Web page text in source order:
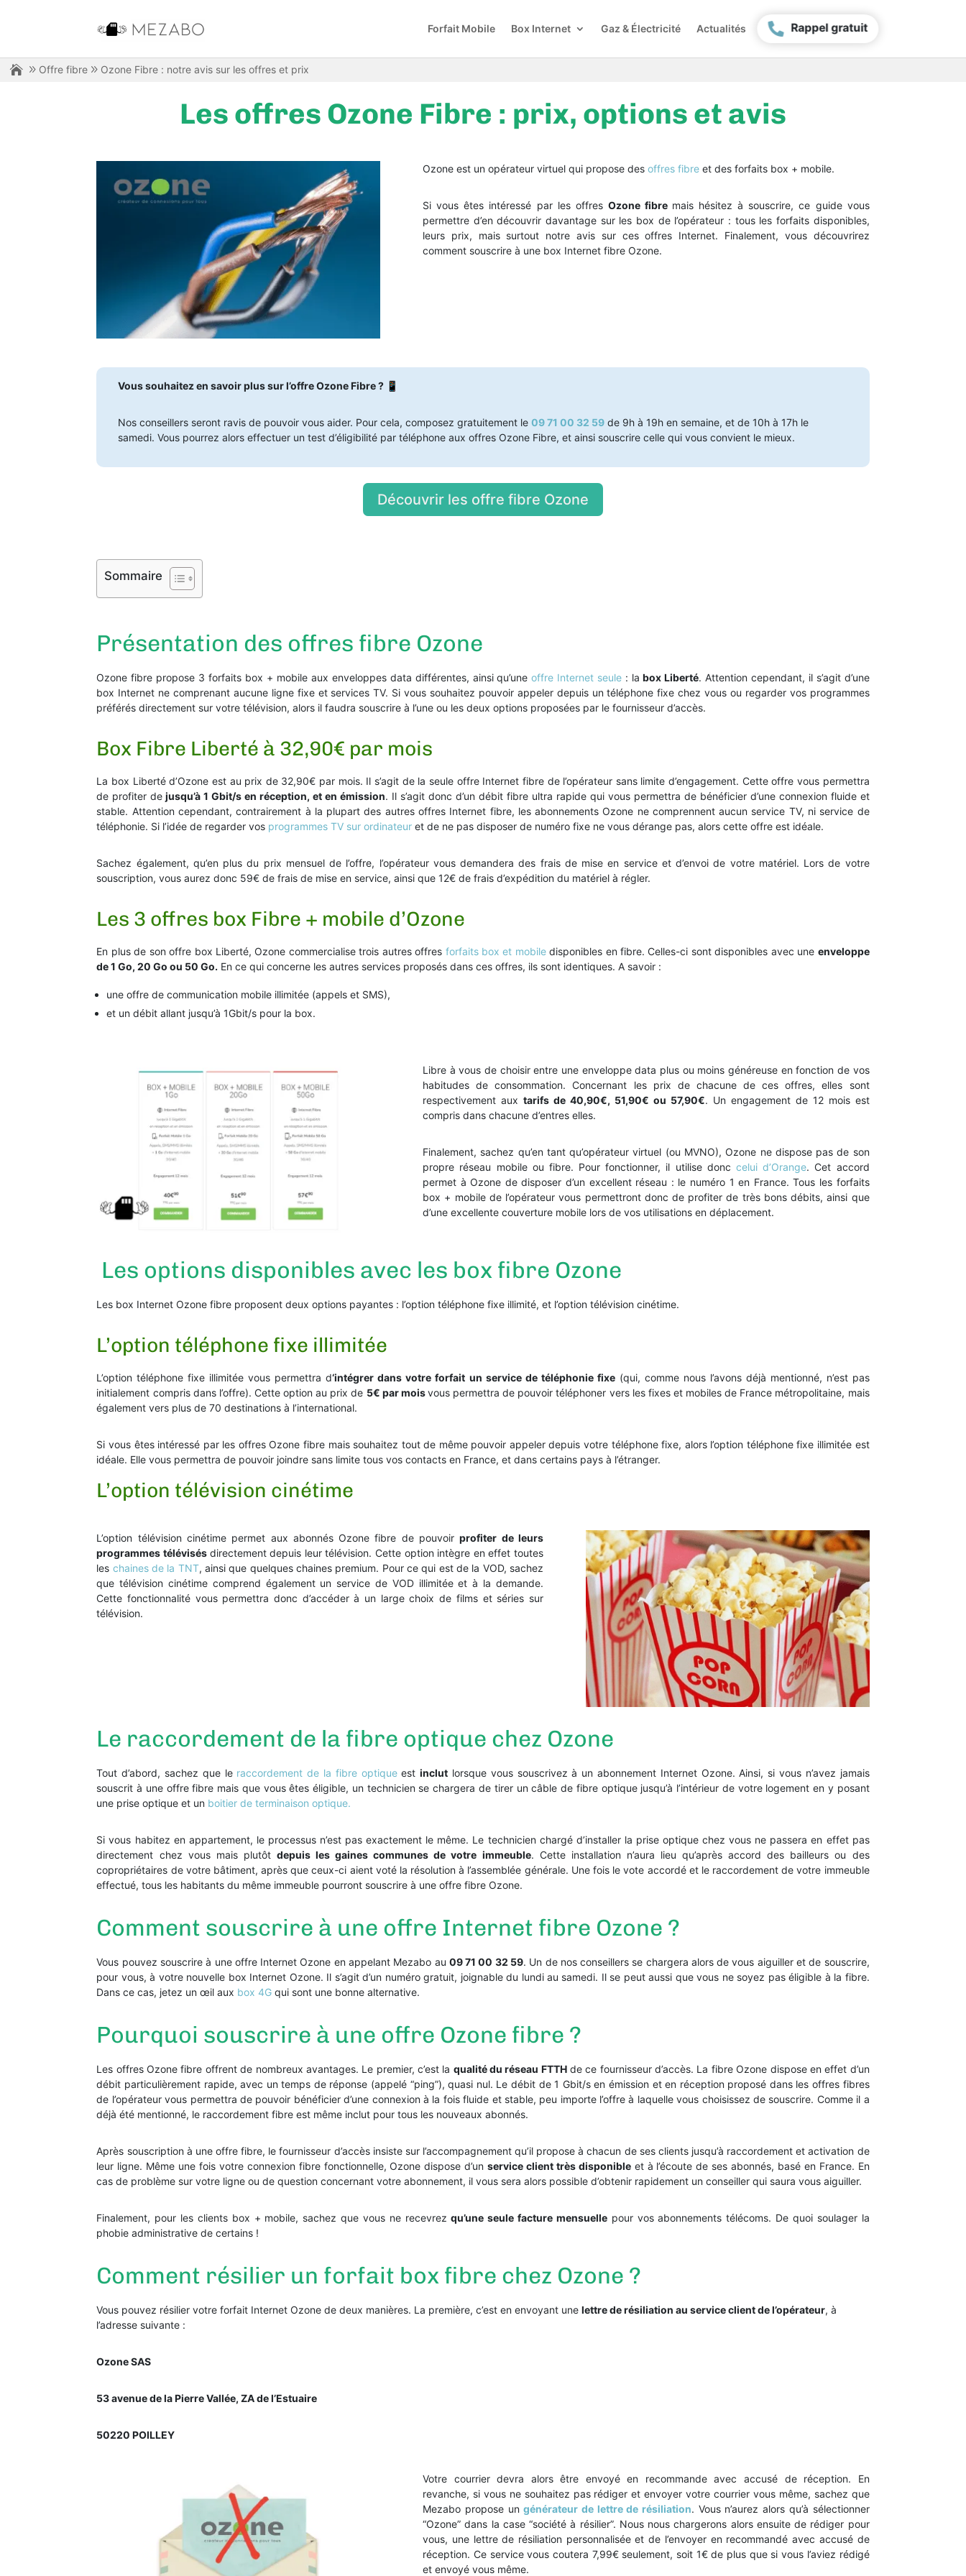
Forfait Mobile Box Internet Gaz & Électricité Actualités Rappel gratuit
Offre fibre Ozone Fibre : notre avis sur les offres et prix
Les offres Ozone Fibre : prix, options et avis
Ozone est un opérateur virtuel qui propose desoffres fibre et des forfaits box + mobile.
Si vous êtes intéressé par les offres Ozone fibre mais hésitez à souscrire, ce guide vous
permettre d’en découvrir davantage sur les box de l’opérateur : tous les forfaits disponibles,
leurs prix, mais surtout notre avis sur ces offres Internet. Finalement, vous découvrirez
comment souscrire à une box Internet fibre Ozone.
Vous souhaitez en savoir plus sur l’offre Ozone Fibre ? 📱
Nos conseillers seront ravis de pouvoir vous aider. Pour cela, composez gratuitement le 09 71 00 32 59 de 9h à 19h en semaine, et de 10h à 17h le
samedi. Vous pourrez alors effectuer un test d’éligibilité par téléphone aux offres Ozone Fibre, et ainsi souscrire celle qui vous convient le mieux.
Découvrir les offre fibre Ozone
Sommaire
Présentation des offres fibre Ozone
Ozone fibre propose 3 forfaits box + mobile aux enveloppes data différentes, ainsi qu’uneoffre Internet seule : la box Liberté. Attention cependant, il s’agit d’une
box Internet ne comprenant aucune ligne fixe et services TV. Si vous souhaitez pouvoir appeler depuis un téléphone fixe chez vous ou regarder vos programmes
préférés directement sur votre télévision, alors il faudra souscrire à l’une ou les deux options proposées par le fournisseur d’accès.
Box Fibre Liberté à 32,90€ par mois
La box Liberté d’Ozone est au prix de 32,90€ par mois. Il s’agit de la seule offre Internet fibre de l’opérateur sans limite d’engagement. Cette offre vous permettra
de profiter de jusqu’à 1 Gbit/s en réception, et en émission. Il s’agit donc d’un débit fibre ultra rapide qui vous permettra de bénéficier d’une connexion fluide et
stable. Attention cependant, contrairement à la plupart des autres offres Internet fibre, les abonnements Ozone ne comprennent aucun service TV, ni service de
téléphonie. Si l’idée de regarder vos programmes TV sur ordinateur et de ne pas disposer de numéro fixe ne vous dérange pas, alors cette offre est idéale.
Sachez également, qu’en plus du prix mensuel de l’offre, l’opérateur vous demandera des frais de mise en service et d’envoi de votre matériel. Lors de votre
souscription, vous aurez donc 59€ de frais de mise en service, ainsi que 12€ de frais d’expédition du matériel à régler.
Les 3 offres box Fibre + mobile d’Ozone
En plus de son offre box Liberté, Ozone commercialise trois autres offres forfaits box et mobiledisponibles en fibre. Celles-ci sont disponibles avec une enveloppe
de 1 Go, 20 Go ou 50 Go. En ce qui concerne les autres services proposés dans ces offres, ils sont identiques. A savoir :
une offre de communication mobile illimitée (appels et SMS),
et un débit allant jusqu’à 1Gbit/s pour la box.
Libre à vous de choisir entre une enveloppe data plus ou moins généreuse en fonction de vos
habitudes de consommation. Concernant les prix de chacune de ces offres, elles sont
respectivement auxtarifs de 40,90€, 51,90€ ou 57,90€. Un engagement de 12 mois est
compris dans chacune d’entres elles.
Finalement, sachez qu’en tant qu’opérateur virtuel (ou MVNO), Ozone ne dispose pas de son
propre réseau mobile ou fibre. Pour fonctionner, il utilise donc celui d’Orange. Cet accord
permet à Ozone de disposer d’un excellent réseau : le numéro 1 en France. Tous les forfaits
box + mobile de l’opérateur vous permettront donc de profiter de très bons débits, ainsi que
d’une excellente couverture mobile lors de vos utilisations en déplacement.
Les options disponibles avec les box fibre Ozone
Les box Internet Ozone fibre proposent deux options payantes : l’option téléphone fixe illimité, et l’option télévision cinétime.
L’option téléphone fixe illimitée
L’option téléphone fixe illimitée vous permettra d‘intégrer dans votre forfait un service de téléphonie fixe(qui, comme nous l’avons déjà mentionné, n’est pas
initialement compris dans l’offre). Cette option au prix de 5€ par moisvous permettra de pouvoir téléphoner vers les fixes et mobiles de France métropolitaine, mais
également vers plus de 70 destinations à l’international.
Si vous êtes intéressé par les offres Ozone fibre mais souhaitez tout de même pouvoir appeler depuis votre téléphone fixe, alors l’option téléphone fixe illimitée est
idéale. Elle vous permettra de pouvoir joindre sans limite tous vos contacts en France, et dans certains pays à l’étranger.
L’option télévision cinétime
L’option télévision cinétime permet aux abonnés Ozone fibre de pouvoirprofiter de leurs
programmes télévisés directement depuis leur télévision. Cette option intègre en effet toutes
les chaines de la TNT, ainsi que quelques chaines premium. Pour ce qui est de la VOD, sachez
que télévision cinétime comprend également un service de VOD illimitée et à la demande.
Cette fonctionnalité vous permettra donc d’accéder à un large choix de films et séries sur
télévision.
Le raccordement de la fibre optique chez Ozone
Tout d’abord, sachez que leraccordement de la fibre optiqueestinclut lorsque vous souscrivez à un abonnement Internet Ozone. Ainsi, si vous n’avez jamais
souscrit à une offre fibre mais que vous êtes éligible, un technicien se chargera de tirer un câble de fibre optique jusqu’à l’intérieur de votre logement en y posant
une prise optique et un boitier de terminaison optique.
Si vous habitez en appartement, le processus n’est pas exactement le même. Le technicien chargé d’installer la prise optique chez vous ne passera en effet pas
directement chez vous mais plutôt depuis les gaines communes de votre immeuble. Cette installation n’aura lieu qu’après accord des bailleurs ou des
copropriétaires de votre bâtiment, après que ceux-ci aient voté la résolution à l’assemblée générale. Une fois le vote accordé et le raccordement de votre immeuble
effectué, tous les habitants du même immeuble pourront souscrire à une offre fibre Ozone.
Comment souscrire à une offre Internet fibre Ozone ?
Vous pouvez souscrire à une offre Internet Ozone en appelant Mezabo au 09 71 00 32 59. Un de nos conseillers se chargera alors de vous aiguiller et de souscrire,
pour vous, à votre nouvelle box Internet Ozone. Il s’agit d’un numéro gratuit, joignable du lundi au samedi. Il se peut aussi que vous ne soyez pas éligible à la fibre.
Dans ce cas, jetez un œil aux box 4G qui sont une bonne alternative.
Pourquoi souscrire à une offre Ozone fibre ?
Les offres Ozone fibre offrent de nombreux avantages. Le premier, c’est la qualité du réseau FTTHde ce fournisseur d’accès. La fibre Ozone dispose en effet d’un
débit particulièrement rapide, avec un temps de réponse (appelé “ping”), quasi nul. Le débit de 1 Gbit/s en émission et en réception proposé dans les offres fibres
de l’opérateur vous permettra de pouvoir bénéficier d’une connexion à la fois fluide et stable, peu importe l’offre à laquelle vous choisissez de souscrire. Comme il a
déjà été mentionné, le raccordement fibre est même inclut pour tous les nouveaux abonnés.
Après souscription à une offre fibre, le fournisseur d’accès insiste sur l’accompagnement qu’il propose à chacun de ses clients jusqu’à raccordement et activation de
leur ligne. Même une fois votre connexion fibre fonctionnelle, Ozone dispose d’unservice client très disponibleet à l’écoute de ses abonnés, basé en France. En
cas de problème sur votre ligne ou de question concernant votre abonnement, il vous sera alors possible d’obtenir rapidement un conseiller qui saura vous aiguiller.
Finalement, pour les clients box + mobile, sachez que vous ne recevrezqu’une seule facture mensuellepour vos abonnements télécoms. De quoi soulager la
phobie administrative de certains !
Comment résilier un forfait box fibre chez Ozone ?
Vous pouvez résilier votre forfait Internet Ozone de deux manières. La première, c’est en envoyant unelettre de résiliation au service client de l’opérateur, à
l’adresse suivante :
Ozone SAS
53 avenue de la Pierre Vallée, ZA de l’Estuaire
50220 POILLEY
Votre courrier devra alors être envoyé en recommande avec accusé de réception. En
revanche, si vous ne souhaitez pas rédiger et envoyer votre courrier vous même, sachez que
Mezabo propose ungénérateur de lettre de résiliation. Vous n’aurez alors qu’à sélectionner
“Ozone” dans la case “société à résilier”. Nous nous chargerons alors ensuite de rédiger pour
vous, une lettre de résiliation personnalisée et de l’envoyer en recommandé avec accusé de
réception. Ce service vous coutera 7,99€ seulement, soit 1€ de plus que si vous l’aviez rédigé
et envoyé vous même.